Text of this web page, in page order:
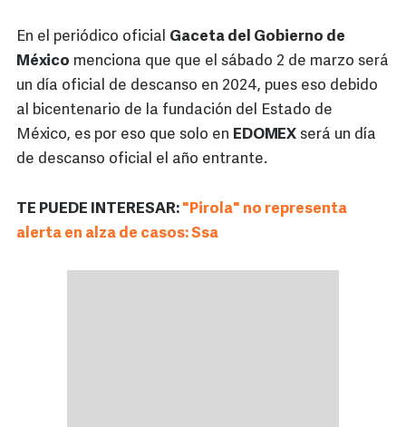
En el periódico oficial Gaceta del Gobierno de
México menciona que que el sábado 2 de marzo será
un día oficial de descanso en 2024, pues eso debido
al bicentenario de la fundación del Estado de
México, es por eso que solo en EDOMEX será un día
de descanso oficial el año entrante.
TE PUEDE INTERESAR: "Pirola" no representa
alerta en alza de casos: Ssa